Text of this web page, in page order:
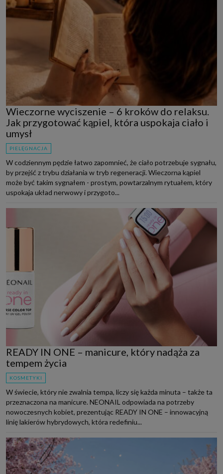
Wieczorne wyciszenie – 6 kroków do relaksu.
Jak przygotować kąpiel, która uspokaja ciało i
umysł
PIELĘGNACJA
W codziennym pędzie łatwo zapomnieć, że ciało potrzebuje sygnału,
by przejść z trybu działania w tryb regeneracji. Wieczorna kąpiel
może być takim sygnałem - prostym, powtarzalnym rytuałem, który
uspokaja układ nerwowy i przygoto...
READY IN ONE – manicure, który nadąża za
tempem życia
KOSMETYKI
W świecie, który nie zwalnia tempa, liczy się każda minuta – także ta
przeznaczona na manicure. NEONAIL odpowiada na potrzeby
nowoczesnych kobiet, prezentując READY IN ONE – innowacyjną
linię lakierów hybrydowych, która redefiniu...